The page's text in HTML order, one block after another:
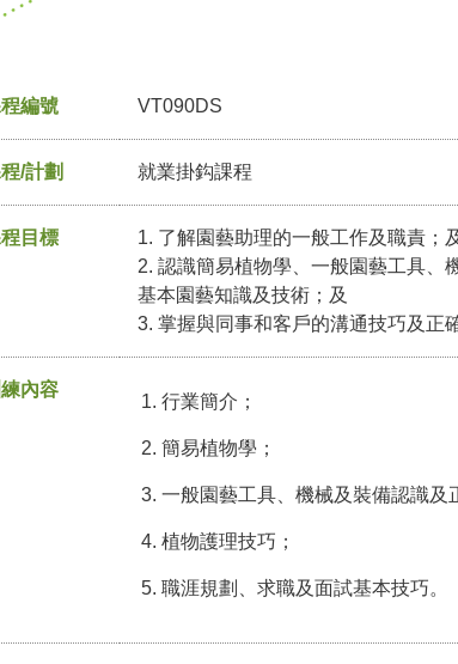
編號 VT090DS
/計劃 就業掛鈎課程
目標
1. 了解園藝助理的一般工作及職責；
2. 認識簡易植物學、一般園藝工具、
基本園藝知識及技術；及
3. 掌握與同事和客戶的溝通技巧及正
內容
行業簡介；
簡易植物學；
一般園藝工具、機械及裝備認識及
植物護理技巧；
職涯規劃、求職及面試基本技巧。